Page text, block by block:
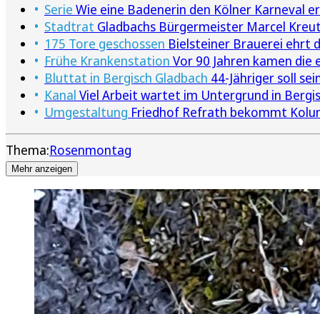
Serie Wie eine Badenerin den Kölner Karneval
Stadtrat Gladbachs Bürgermeister Marcel
175 Tore geschossen Bielsteiner Brauerei ehrt
Frühe Krankenstation Vor 90 Jahren kamen
Bluttat in Bergisch Gladbach 44-Jähriger soll
Kanal Viel Arbeit wartet im Untergrund in
Umgestaltung Friedhof Refrath bekommt
Thema:Rosenmontag
Mehr anzeigen